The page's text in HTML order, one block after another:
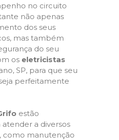
no circuito
não apenas
dos seus
mas também
do seu
os eletricistas
SP, para que seu
perfeitamente
estão
a diversos
como manutenção